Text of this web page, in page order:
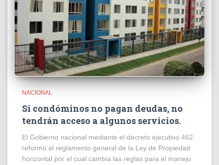
NACIONAL
Si condóminos no pagan deudas, no
tendrán acceso a algunos servicios.
El Gobierno nacional mediante el decreto ejecutivo 462
reformó el reglamento general de la Ley de Propiedad
horizontal por el cual cambia las reglas para el manejo